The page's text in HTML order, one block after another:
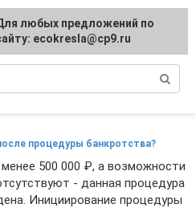
процедуры банкротства?
500 000 ₽, а возможности
- данная процедура
Инициирование процедуры
любых предложений по
ecokresla@cp9.ru